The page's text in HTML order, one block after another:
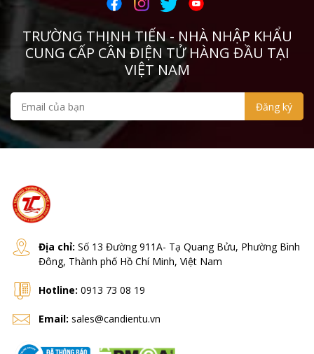
TRƯỜNG THỊNH TIẾN - NHÀ NHẬP KHẨU
CUNG CẤP CÂN ĐIỆN TỬ HÀNG ĐẦU TẠI
VIỆT NAM
Địa chỉ: Số 13 Đường 911A- Tạ Quang Bửu, Phường Bình
Đông, Thành phố Hồ Chí Minh, Việt Nam
Hotline: 0913 73 08 19
Email: sales@candientu.vn